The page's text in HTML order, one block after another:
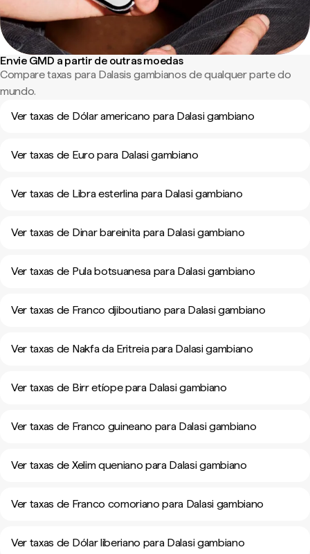
Envie GMD a partir de outras moedas
Compare taxas para Dalasis gambianos de qualquer parte do
mundo.
Ver taxas de Dólar americano para Dalasi gambiano
Ver taxas de Euro para Dalasi gambiano
Ver taxas de Libra esterlina para Dalasi gambiano
Ver taxas de Dinar bareinita para Dalasi gambiano
Ver taxas de Pula botsuanesa para Dalasi gambiano
Ver taxas de Franco djiboutiano para Dalasi gambiano
Ver taxas de Nakfa da Eritreia para Dalasi gambiano
Ver taxas de Birr etíope para Dalasi gambiano
Ver taxas de Franco guineano para Dalasi gambiano
Ver taxas de Xelim queniano para Dalasi gambiano
Ver taxas de Franco comoriano para Dalasi gambiano
Ver taxas de Dólar liberiano para Dalasi gambiano